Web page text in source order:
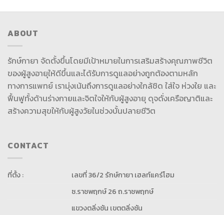
ABOUT
รักษ์กายา จัดตั้งขึ้นโดยมีเป้าหมายในการเสริมสร้างคุณภาพชีวิต
ของผู้สูงอายุให้ดีขึ้นและได้รับการดูแลอย่างถูกต้องตามหลัก
ทางการแพทย์ เรามุ่งเน้นถึงการดูแลอย่างใกล้ชิด ใส่ใจ ห่วงใย และ
ฟื้นฟูทั้งด้านร่างกายและจิตใจให้กับผู้สูงอายุ ดุจดั่งเครือญาติและ
สร้างความสุขให้กับผู้สูงวัยในช่วงบั้นปลายชีวิต
CONTACT
ที่ตั้ง :
เลขที่ 36/2 รักษ์กายา เฮลท์แคร์โฮม
ซ.ราชพฤกษ์ 26 ถ.ราชพฤกษ์
แขวงตลิ่งชัน เขตตลิ่งชัน